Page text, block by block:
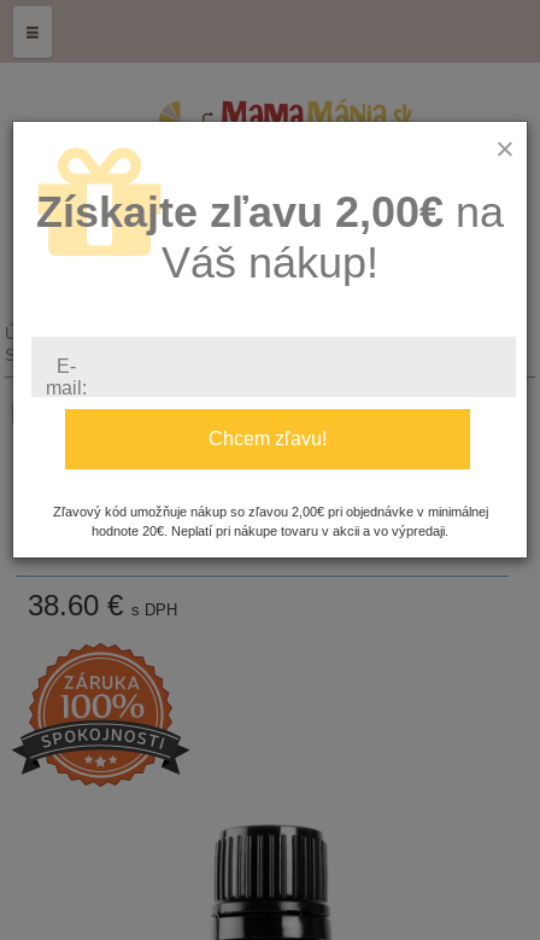
≡
Úvod
Samostatné esenciálne oleje
Mäta (Peppermint) 15 ml
Množstvo:
Dostupnosť:
38.60 € s DPH
×
Získajte zľavu 2,00€ na
Váš nákup!
E-
mail:
Chcem zľavu!
Zľavový kód umožňuje nákup so zľavou 2,00€ pri objednávke v minimálnej
hodnote 20€. Neplatí pri nákupe tovaru v akcii a vo výpredaji.